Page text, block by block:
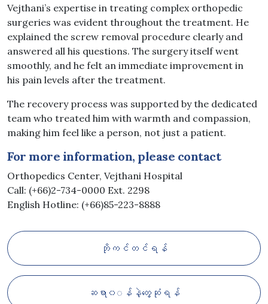
Vejthani’s expertise in treating complex orthopedic
surgeries was evident throughout the treatment. He
explained the screw removal procedure clearly and
answered all his questions. The surgery itself went
smoothly, and he felt an immediate improvement in
his pain levels after the treatment.
The recovery process was supported by the dedicated
team who treated him with warmth and compassion,
making him feel like a person, not just a patient.
For more information, please contact
Orthopedics Center, Vejthani Hospital
Call: (+66)2-734-0000 Ext. 2298
English Hotline: (+66)85-223-8888
ဘိုကင်တင်ရန်
ဆရာ၀◌န်နဲ့တွေ့ဆုံရန်